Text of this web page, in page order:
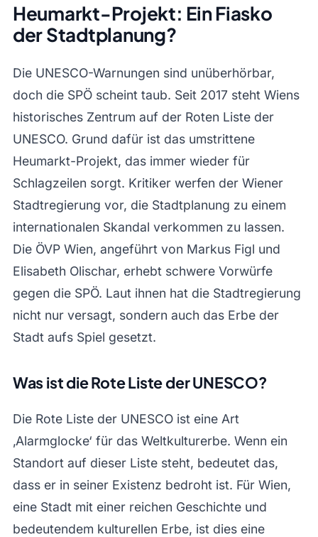
Heumarkt-Projekt: Ein Fiasko
der Stadtplanung?
Die UNESCO-Warnungen sind unüberhörbar,
doch die SPÖ scheint taub. Seit 2017 steht Wiens
historisches Zentrum auf der Roten Liste der
UNESCO. Grund dafür ist das umstrittene
Heumarkt-Projekt, das immer wieder für
Schlagzeilen sorgt. Kritiker werfen der Wiener
Stadtregierung vor, die Stadtplanung zu einem
internationalen Skandal verkommen zu lassen.
Die ÖVP Wien, angeführt von Markus Figl und
Elisabeth Olischar, erhebt schwere Vorwürfe
gegen die SPÖ. Laut ihnen hat die Stadtregierung
nicht nur versagt, sondern auch das Erbe der
Stadt aufs Spiel gesetzt.
Was ist die Rote Liste der UNESCO?
Die Rote Liste der UNESCO ist eine Art
‚Alarmglocke‘ für das Weltkulturerbe. Wenn ein
Standort auf dieser Liste steht, bedeutet das,
dass er in seiner Existenz bedroht ist. Für Wien,
eine Stadt mit einer reichen Geschichte und
bedeutendem kulturellen Erbe, ist dies eine